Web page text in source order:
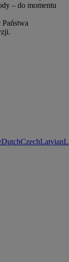
– do momentu
DutchCzechLatvian